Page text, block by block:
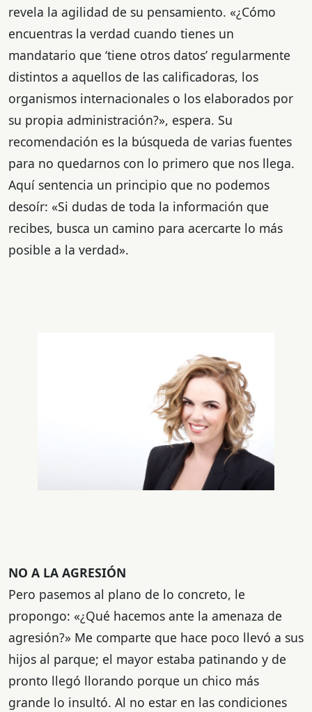
revela la agilidad de su pensamiento. «¿Cómo
encuentras la verdad cuando tienes un
mandatario que ‘tiene otros datos’ regularmente
distintos a aquellos de las calificadoras, los
organismos internacionales o los elaborados por
su propia administración?», espera. Su
recomendación es la búsqueda de varias fuentes
para no quedarnos con lo primero que nos llega.
Aquí sentencia un principio que no podemos
desoír: «Si dudas de toda la información que
recibes, busca un camino para acercarte lo más
posible a la verdad».
NO A LA AGRESIÓN
Pero pasemos al plano de lo concreto, le
propongo: «¿Qué hacemos ante la amenaza de
agresión?» Me comparte que hace poco llevó a sus
hijos al parque; el mayor estaba patinando y de
pronto llegó llorando porque un chico más
grande lo insultó. Al no estar en las condiciones